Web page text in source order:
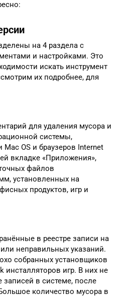
на 4 раздела с
и настройками. Это
искать инструмент
их подробнее, для
для удаления мусора и
системы,
OS и браузеров Internet
вкладке «Приложения»,
файлов
установленных на
продуктов, игр и
в реестре записи на
неправильных указаний.
собранных установщиков
инсталляторов игр. В них не
записей в системе, после
количество мусора в